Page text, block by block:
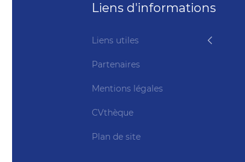
Liens d'informations
Liens utiles
Partenaires
Mentions légales
CVthèque
Plan de site